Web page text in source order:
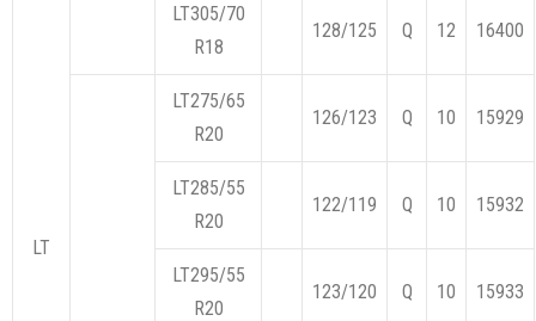
LT
LT305/70
R18
128/125 Q 12 16400
LT275/65
R20
126/123 Q 10 15929
LT285/55
R20
122/119 Q 10 15932
LT295/55
R20
123/120 Q 10 15933